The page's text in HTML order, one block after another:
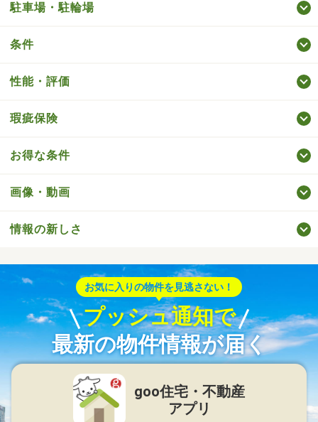
駐車場・駐輪場
条件
性能・評価
瑕疵保険
お得な条件
画像・動画
情報の新しさ
お気に入りの物件を見逃さない！
プッシュ通知で
最新の物件情報が届く
goo住宅・不動産
アプリ